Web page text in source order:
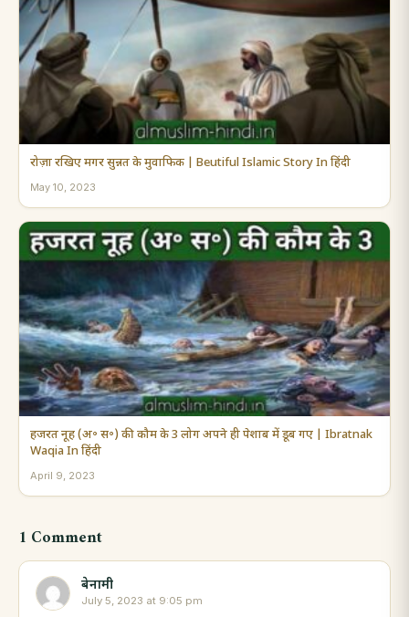
रोज़ा रखिए मगर सुन्नत के मुवाफिक | Beutiful Islamic Story In हिंदी
May 10, 2023
हजरत नूह (अ॰ स॰) की कौम के 3 लोग अपने ही पेशाब में डूब गए | Ibratnak
Waqia In हिंदी
April 9, 2023
1 Comment
बेनामी
July 5, 2023 at 9:05 pm